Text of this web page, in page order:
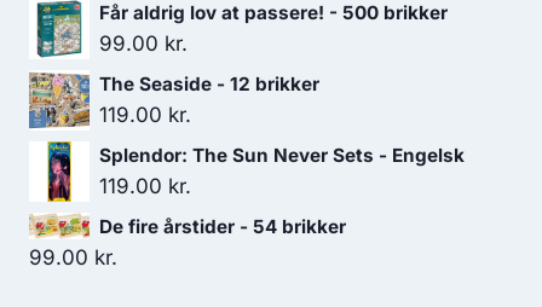
Får aldrig lov at passere! - 500 brikker
99.00 kr.
The Seaside - 12 brikker
119.00 kr.
Splendor: The Sun Never Sets - Engelsk
119.00 kr.
De fire årstider - 54 brikker
99.00 kr.